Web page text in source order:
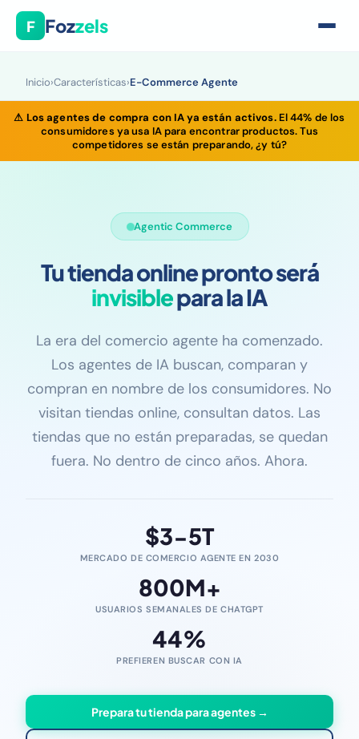
F Fozzels
Inicio›Características›E-Commerce Agente
⚠ Los agentes de compra con IA ya están activos.El 44% de los
consumidores ya usa IA para encontrar productos. Tus
competidores se están preparando, ¿y tú?
Agentic Commerce
Tu tienda online pronto será
invisiblepara la IA
La era del comercio agente ha comenzado.
Los agentes de IA buscan, comparan y
compran en nombre de los consumidores. No
visitan tiendas online, consultan datos. Las
tiendas que no están preparadas, se quedan
fuera. No dentro de cinco años. Ahora.
$3-5T
MERCADO DE COMERCIO AGENTE EN 2030
800M+
USUARIOS SEMANALES DE CHATGPT
44%
PREFIEREN BUSCAR CON IA
Prepara tu tienda para agentes →